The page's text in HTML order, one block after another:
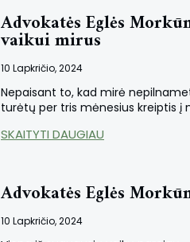
Advokatės Eglės
vaikui mirus
10 Lapkričio, 2024
Nepaisant to, kad mirė
turėtų per tris mėnesius kreiptis į
SKAITYTI DAUGIAU
Advokatės Eglės
10 Lapkričio, 2024